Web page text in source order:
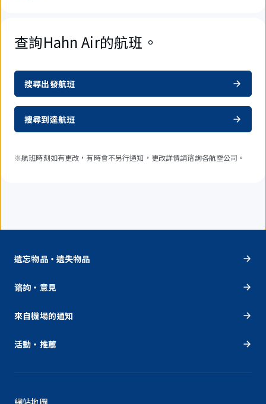
查詢Hahn Air的航班。
搜尋出發航班
搜尋到達航班
※航班時刻如有更改，有時會不另行通知，更改詳情請谘詢各航空公司。
遺忘物品・遺失物品
谘詢・意見
來自機場的通知
活動・推薦
網站地圖